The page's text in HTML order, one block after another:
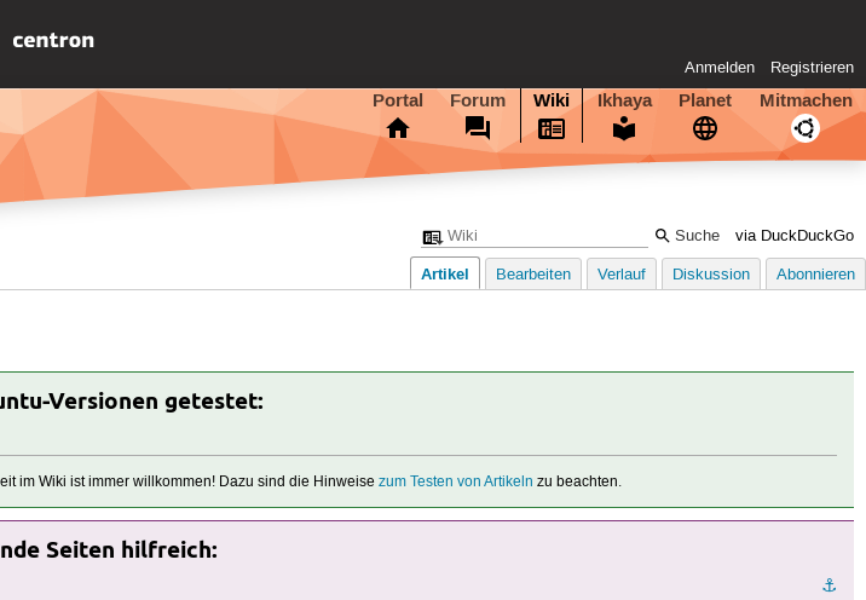
Anmelden Registrieren
Portal Forum Wiki Ikhaya Planet Mitmachen
via DuckDuckGo
Artikel Bearbeiten Verlauf Diskussion Abonnieren
Versionen getestet:
im Wiki ist immer willkommen! Dazu sind die Hinweisezum Testen von Artikeln zu beachten.
Seiten hilfreich:
⚓︎